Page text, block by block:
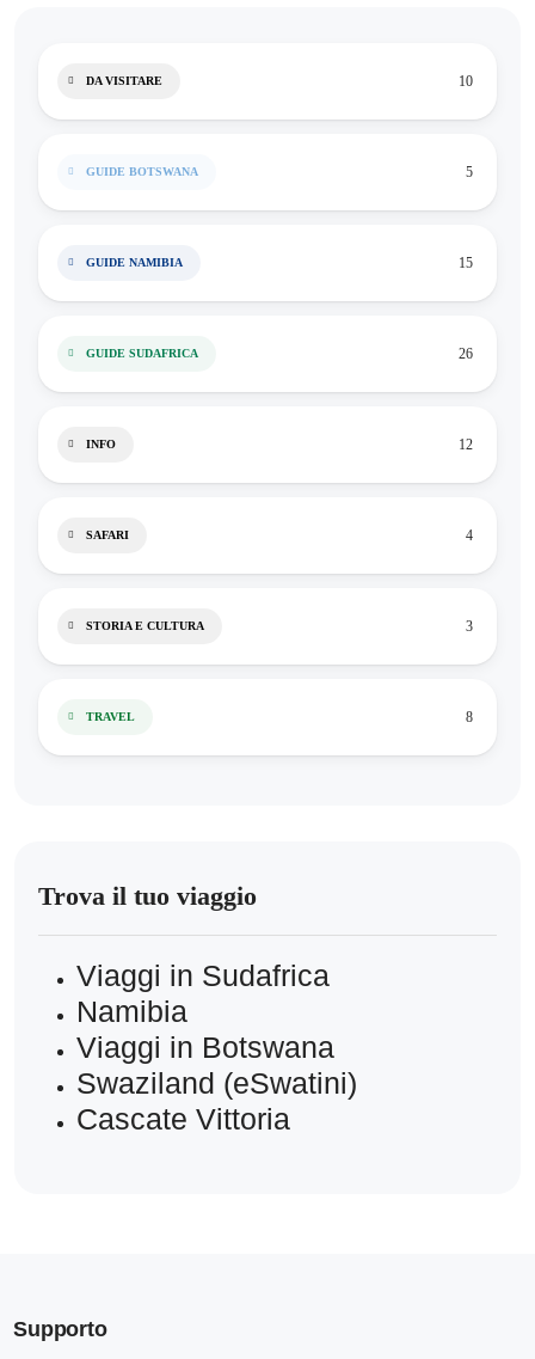
DA VISITARE 10
GUIDE BOTSWANA 5
GUIDE NAMIBIA 15
GUIDE SUDAFRICA 26
INFO 12
SAFARI 4
STORIA E CULTURA 3
TRAVEL 8
Trova il tuo viaggio
Viaggi in Sudafrica
Namibia
Viaggi in Botswana
Swaziland (eSwatini)
Cascate Vittoria
Supporto